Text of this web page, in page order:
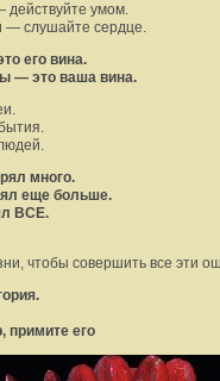
действуйте умом.
— слушайте сердце.
его вина.
— это ваша вина.
много.
еще больше.
ВСЕ.
чтобы совершить все эти
примите его